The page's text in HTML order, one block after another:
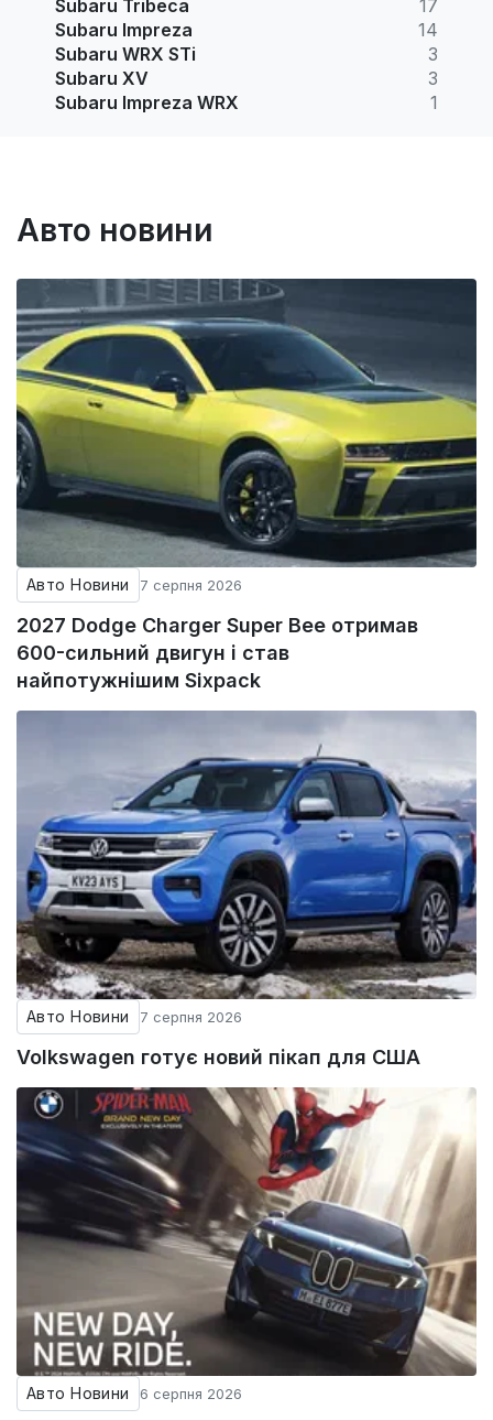
Subaru Tribeca
17
Subaru Impreza
14
Subaru WRX STi
3
Subaru XV
3
Subaru Impreza WRX
1
Авто новини
Авто Новини 7 серпня 2026
2027 Dodge Charger Super Bee отримав
600-сильний двигун і став
найпотужнішим Sixpack
Авто Новини 7 серпня 2026
Volkswagen готує новий пікап для США
Авто Новини 6 серпня 2026